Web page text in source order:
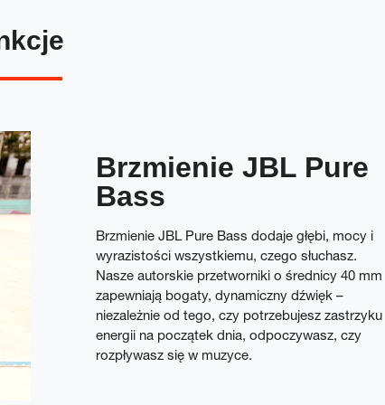
Brzmienie JBL Pure
Bass
Brzmienie JBL Pure Bass dodaje głębi, mocy i
wyrazistości wszystkiemu, czego słuchasz.
Nasze autorskie przetworniki o średnicy 40 mm
zapewniają bogaty, dynamiczny dźwięk –
niezależnie od tego, czy potrzebujesz zastrzyku
energii na początek dnia, odpoczywasz, czy
rozpływasz się w muzyce.